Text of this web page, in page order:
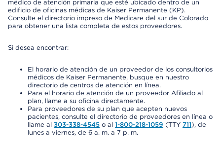
médico de atención primaria que esté ubicado dentro de un
edificio de oficinas médicas de Kaiser Permanente (KP).
Consulte el directorio impreso de Medicare del sur de Colorado
para obtener una lista completa de estos proveedores.
Si desea encontrar:
El horario de atención de un proveedor de los consultorios
médicos de Kaiser Permanente, busque en nuestro
directorio de centros de atención en línea.
Para el horario de atención de un proveedor Afiliado al
plan, llame a su oficina directamente.
Para proveedores de su plan que acepten nuevos
pacientes, consulte el directorio de proveedores en línea o
llame al 303-338-4545 o al 1-800-218-1059 (TTY 711), de
lunes a viernes, de 6 a. m. a 7 p. m.